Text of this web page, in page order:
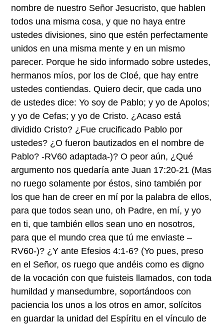
nombre de nuestro Señor Jesucristo, que hablen
todos una misma cosa, y que no haya entre
ustedes divisiones, sino que estén perfectamente
unidos en una misma mente y en un mismo
parecer. Porque he sido informado sobre ustedes,
hermanos míos, por los de Cloé, que hay entre
ustedes contiendas. Quiero decir, que cada uno
de ustedes dice: Yo soy de Pablo; y yo de Apolos;
y yo de Cefas; y yo de Cristo. ¿Acaso está
dividido Cristo? ¿Fue crucificado Pablo por
ustedes? ¿O fueron bautizados en el nombre de
Pablo? -RV60 adaptada-)? O peor aún, ¿Qué
argumento nos quedaría ante Juan 17:20-21 (Mas
no ruego solamente por éstos, sino también por
los que han de creer en mí por la palabra de ellos,
para que todos sean uno, oh Padre, en mí, y yo
en ti, que también ellos sean uno en nosotros,
para que el mundo crea que tú me enviaste –
RV60-)? ¿Y ante Efesios 4:1-6? (Yo pues, preso
en el Señor, os ruego que andéis como es digno
de la vocación con que fuisteis llamados, con toda
humildad y mansedumbre, soportándoos con
paciencia los unos a los otros en amor, solícitos
en guardar la unidad del Espíritu en el vínculo de